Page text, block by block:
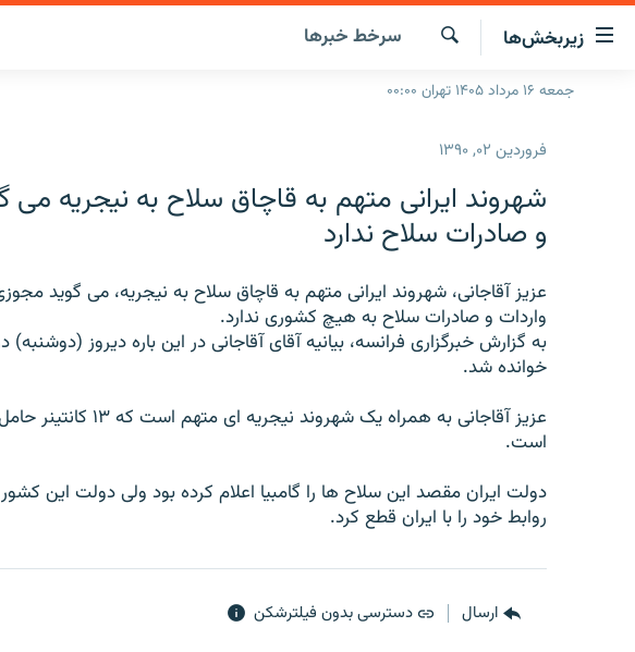
لینک‌های
قابلیت
دسترسی
زیربخش‌ها
صفحه اصلی
انتخاب کنید و بشنوید
برنامه‌های رادیویی
فرکانس‌ها
چندرسانه‌ای
گزارش‌های تصویری
گزارش‌های ویدئویی
جستجو
سرخط‌ خبرها
جمعه ۱۶ مرداد ۱۴۰۵ تهران ۰۰:۰۰
فروردین ۰۲, ۱۳۹۰
شهروند ایرانی متهم به قاچاق سلاح به نیجریه می
و صادرات سلاح ندارد
عزیز آقاجانی، شهروند ایرانی متهم به قاچاق سلاح به نیجریه، می گوید
واردات و صادرات سلاح به هیچ کشوری ندارد.
به گزارش خبرگزاری فرانسه، بیانیه آقای آقاجانی در این باره دیروز
خوانده شد.
عزیز آقاجانی به همراه یک
است.
دولت ایران مقصد این سلاح ها را گامبیا اعلام کرده بود ولی دولت این
روابط خود را با ایران قطع کرد.
ارسال دسترسی بدون فیلترشکن